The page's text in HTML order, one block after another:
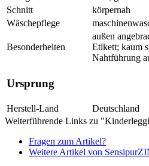
Schnitt
körpernah
Wäschepflege
Besonderheiten
außen
Etikett; kaum
Nahtführung
Ursprung
Herstell-Land
Deutschland
Weiterführende Links zu
Fragen zum Artikel?
Weitere Artikel von